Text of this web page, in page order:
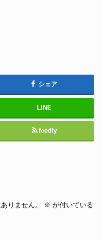
シェア
LINE
feedly
りません。 ※ が付いている